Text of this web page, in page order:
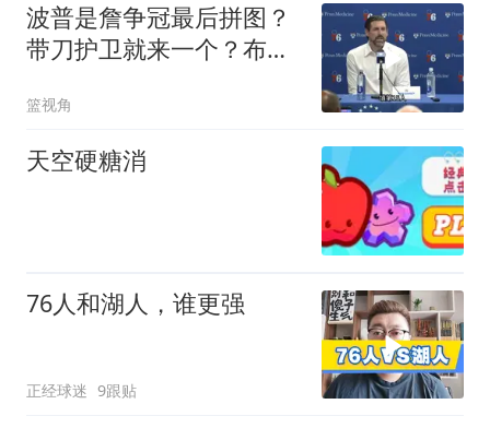
波普是詹争冠最后拼图？
带刀护卫就来一个？布朗
篮视角
天空硬糖消
76人和湖人，谁更强
正经球迷 9跟贴